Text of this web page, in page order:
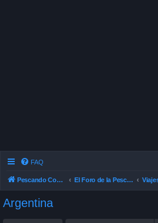
FAQ
Pescando Con Mosca El Foro de la Pesca con Mosca en Chile
Argentina